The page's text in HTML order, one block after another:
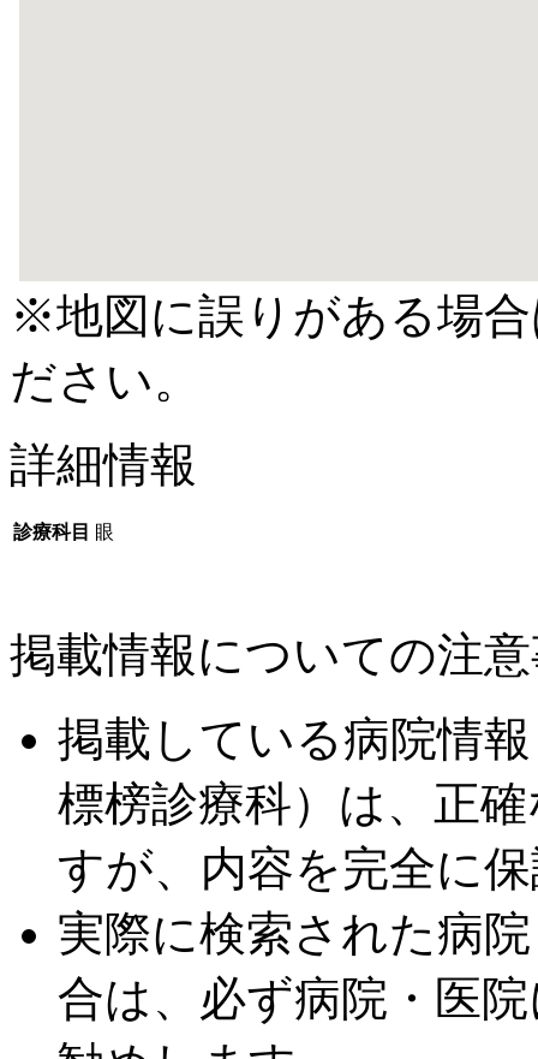
※地図に誤りがある場
ださい。
詳細情報
診療科目 眼
掲載情報についての注
掲載している病院情
標榜診療科）は、正
すが、内容を完全に
実際に検索された病
合は、必ず病院・医